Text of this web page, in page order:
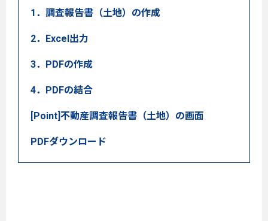
1．調査報告書（土地）の作成
2．Excel出力
3．PDFの作成
4．PDFの結合
[Point]不動産調査報告書（土地）の画面
PDFダウンロード